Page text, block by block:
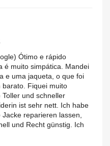
Ótimo e rápido
é muito simpática. Mandei
e uma jaqueta, o que foi
barato. Fiquei muito
und schneller
ist sehr nett. Ich habe
reparieren lassen,
und Recht günstig. Ich